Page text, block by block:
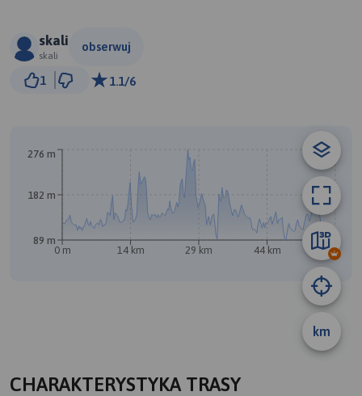
skali
skali
obserwuj
1 1.1/6
km
0 m 14 km 29 km 44 km 59 km
89 m
182 m
276 m
CHARAKTERYSTYKA TRASY